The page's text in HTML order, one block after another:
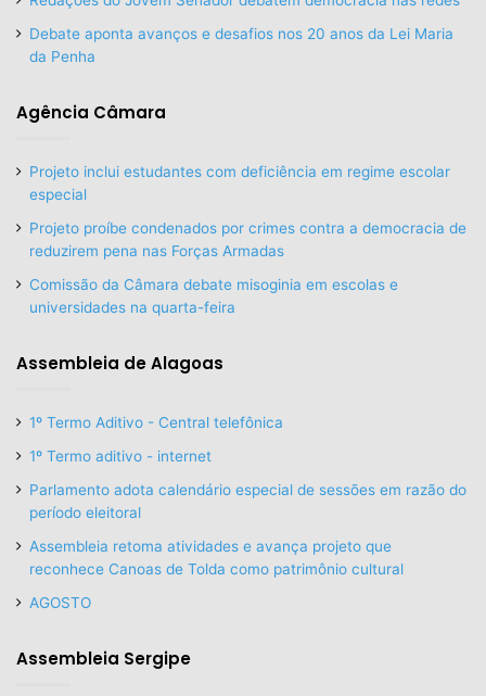
Debate aponta avanços e desafios nos 20 anos da Lei Maria
da Penha
Agência Câmara
Projeto inclui estudantes com deficiência em regime escolar
especial
Projeto proíbe condenados por crimes contra a democracia de
reduzirem pena nas Forças Armadas
Comissão da Câmara debate misoginia em escolas e
universidades na quarta-feira
Assembleia de Alagoas
1º Termo Aditivo - Central telefônica
1º Termo aditivo - internet
Parlamento adota calendário especial de sessões em razão do
período eleitoral
Assembleia retoma atividades e avança projeto que
reconhece Canoas de Tolda como patrimônio cultural
AGOSTO
Assembleia Sergipe